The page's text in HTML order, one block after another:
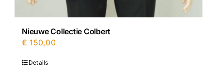
Nieuwe Collectie Colbert
€ 150,00
Details